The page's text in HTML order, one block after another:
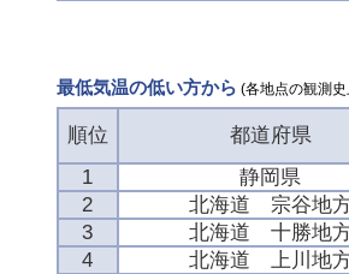
最低気温の低い方から (各地点の観測
順位 都道府県
1
静岡県
2
北海道 宗谷地
3
北海道 十勝地
4
北海道 上川地